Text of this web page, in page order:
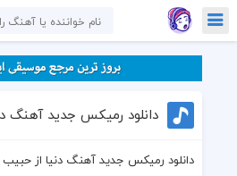
دانلود رمیکس جدید آهنگ
دانلود رمیکس جدید آهنگ دنیا از حبیب